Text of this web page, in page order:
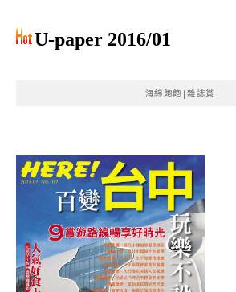
U-paper 2016/01
海綿飽飽|雜誌賞